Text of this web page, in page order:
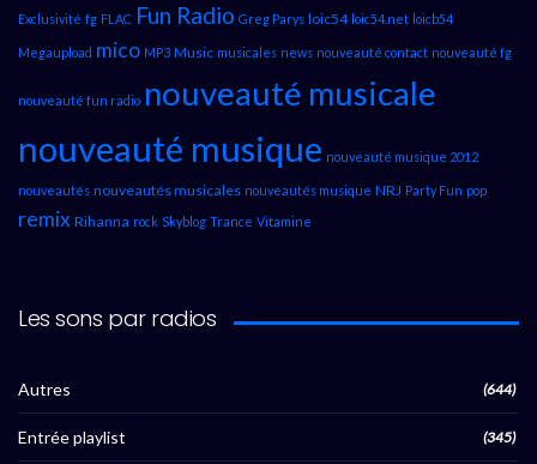
Exclusivité fg FLAC Fun Radio Greg Parys loic54 loic54.net loicb54
Megaupload mico MP3 Music musicales news nouveauté contact nouveauté fg
nouveauté fun radio nouveauté musicale
nouveauté musique nouveauté musique 2012
nouveautés nouveautés musicales nouveautés musique NRJ Party Fun pop
remix Rihanna rock Skyblog Trance Vitamine
Les sons par radios
Autres (644)
Entrée playlist (345)